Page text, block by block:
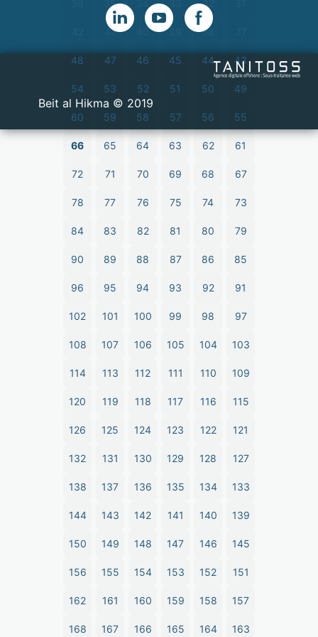
32
35
38
39
40
41
43
44
45
46
47
48
49
50
51
52
53
54
55
56
57
58
59
60
61
62
63
64
65
66
67
68
69
70
71
72
73
74
75
76
77
78
79
80
81
82
83
84
85
86
87
88
89
90
91
92
93
94
95
96
97
98
99
100
101
102
103
104
105
106
107
108
109
110
111
112
113
114
115
116
117
118
119
120
121
122
123
124
125
126
127
128
129
130
131
132
133
134
135
136
137
138
139
140
141
142
143
144
145
146
147
148
149
150
151
152
153
154
155
156
157
158
159
160
161
162
163
164
165
166
167
168
2019 © Beit al Hikma